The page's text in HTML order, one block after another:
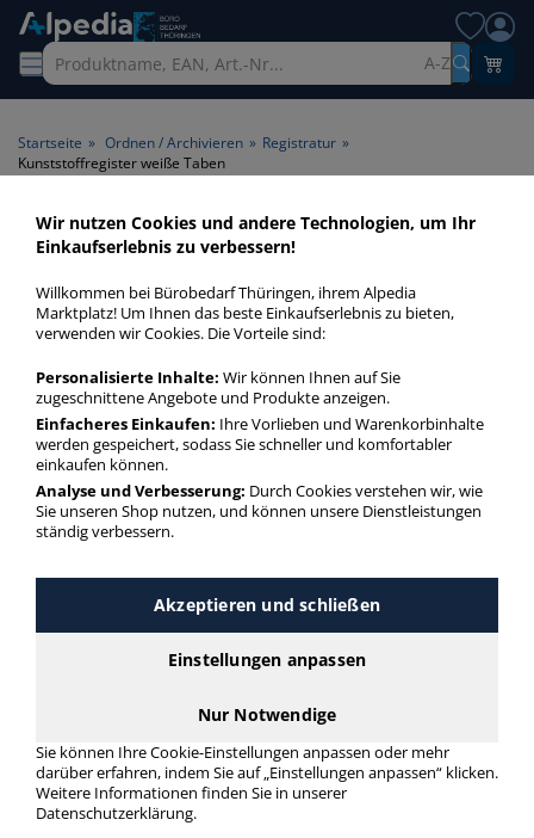
A-Z
Startseite » Ordnen / Archivieren » Registratur »
Kunststoffregister weiße Taben
Kunststoffregister weiße
Taben > Tabenfarbe weiße
Taben
Kunststoffregister weiße Taben in bester Qualität zum
günstigen Preis. Finden Sie schnell Kunststoffregister weiße
Taben mit unserer Filter-Funktion.
Kunststoffregister weiße Taben
mehr Infos zur Kategorie
Häufig gesucht
A4
Kunststoffregister
A bis Z
Wir nutzen Cookies und andere Technologien, um Ihr
Einkaufserlebnis zu verbessern!
Willkommen bei Bürobedarf Thüringen, ihrem Alpedia
Marktplatz! Um Ihnen das beste Einkaufserlebnis zu bieten,
verwenden wir Cookies. Die Vorteile sind:
Personalisierte Inhalte: Wir können Ihnen auf Sie
zugeschnittene Angebote und Produkte anzeigen.
Einfacheres Einkaufen: Ihre Vorlieben und Warenkorbinhalte
werden gespeichert, sodass Sie schneller und komfortabler
einkaufen können.
Analyse und Verbesserung: Durch Cookies verstehen wir, wie
Sie unseren Shop nutzen, und können unsere Dienstleistungen
ständig verbessern.
Akzeptieren und schließen
Einstellungen anpassen
Nur Notwendige
Sie können Ihre Cookie-Einstellungen anpassen oder mehr
darüber erfahren, indem Sie auf „Einstellungen anpassen“ klicken.
Weitere Informationen finden Sie in unserer
Datenschutzerklärung.